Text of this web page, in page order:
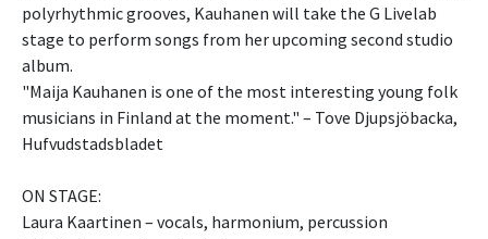
polyrhythmic grooves, Kauhanen will take the G Livelab
stage to perform songs from her upcoming second studio
album.
"Maija Kauhanen is one of the most interesting young folk
musicians in Finland at the moment." – Tove Djupsjöbacka,
Hufvudstadsbladet
ON STAGE:
Laura Kaartinen – vocals, harmonium, percussion